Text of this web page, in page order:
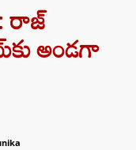
రాజ్
అండగా